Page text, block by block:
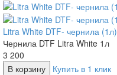
Litra White DTF- чернила (1л)
Чернила DTF Litra White 1л
3 200
В корзину
Купить в 1 клик